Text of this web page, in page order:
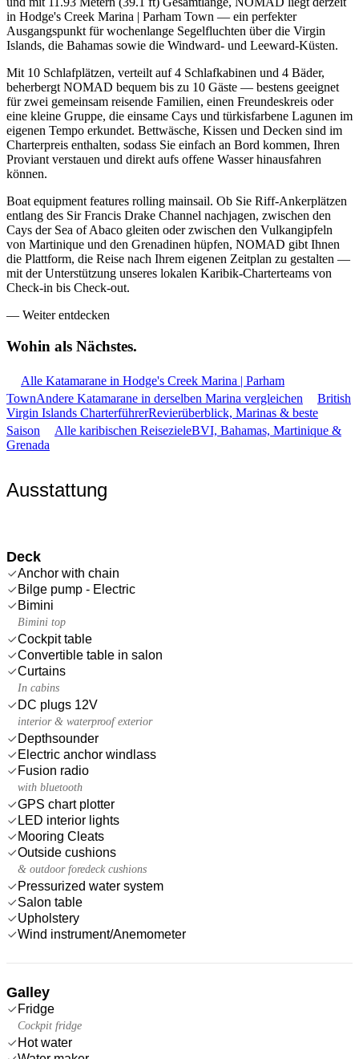
in Hodge's Creek Marina | Parham Town — ein perfekter
Ausgangspunkt für wochenlange Segelfluchten über die Virgin
Islands, die Bahamas sowie die Windward- und Leeward-Küsten.
Mit 10 Schlafplätzen, verteilt auf 4 Schlafkabinen und 4 Bäder,
beherbergt NOMAD bequem bis zu 10 Gäste — bestens geeignet
für zwei gemeinsam reisende Familien, einen Freundeskreis oder
eine kleine Gruppe, die einsame Cays und türkisfarbene Lagunen im
eigenen Tempo erkundet. Bettwäsche, Kissen und Decken sind im
Charterpreis enthalten, sodass Sie einfach an Bord kommen, Ihren
Proviant verstauen und direkt aufs offene Wasser hinausfahren
können.
Boat equipment features rolling mainsail. Ob Sie Riff-Ankerplätzen
entlang des Sir Francis Drake Channel nachjagen, zwischen den
Cays der Sea of Abaco gleiten oder zwischen den Vulkangipfeln
von Martinique und den Grenadinen hüpfen, NOMAD gibt Ihnen
die Plattform, die Reise nach Ihrem eigenen Zeitplan zu gestalten —
mit der Unterstützung unseres lokalen Karibik-Charterteams von
Check-in bis Check-out.
— Weiter entdecken
Wohin als Nächstes.
Alle Katamarane in Hodge's Creek Marina | Parham
TownAndere Katamarane in derselben Marina vergleichen
British
Virgin Islands CharterführerRevierüberblick, Marinas & beste
Saison
Alle karibischen ReisezieleBVI, Bahamas, Martinique &
Grenada
Ausstattung
Deck
Anchor with chain
Bilge pump - Electric
Bimini
Bimini top
Cockpit table
Convertible table in salon
Curtains
In cabins
DC plugs 12V
interior & waterproof exterior
Depthsounder
Electric anchor windlass
Fusion radio
with bluetooth
GPS chart plotter
LED interior lights
Mooring Cleats
Outside cushions
& outdoor foredeck cushions
Pressurized water system
Salon table
Upholstery
Wind instrument/Anemometer
Galley
Fridge
Cockpit fridge
Hot water